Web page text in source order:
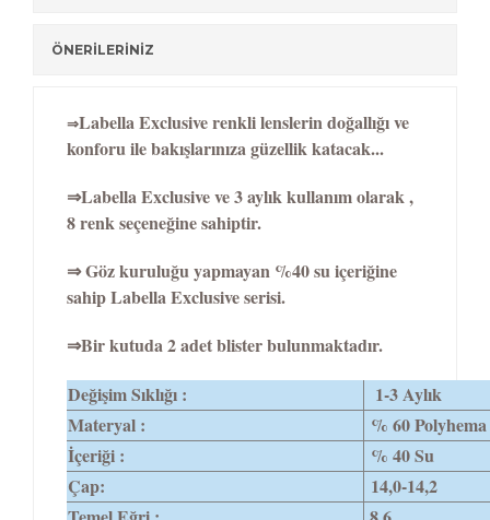
ÖNERİLERİNİZ
⇒Labella Exclusive renkli lenslerin doğallığı ve
konforu ile bakışlarınıza güzellik katacak...
⇒Labella Exclusive ve 3 aylık kullanım olarak ,
8 renk seçeneğine sahiptir.
⇒ Göz kuruluğu yapmayan %40 su içeriğine
sahip Labella Exclusive serisi.
⇒Bir kutuda 2 adet blister bulunmaktadır.
Değişim Sıklığı :
1-3 Aylık
Materyal :
% 60 Polyhema
İçeriği :
% 40 Su
Çap:
14,0-14,2